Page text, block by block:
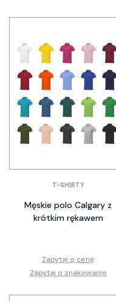
T-SHIRTY
Męskie polo Calgary z
krótkim rękawem
Zapytaj o cenę
Zapytaj o znakowanie